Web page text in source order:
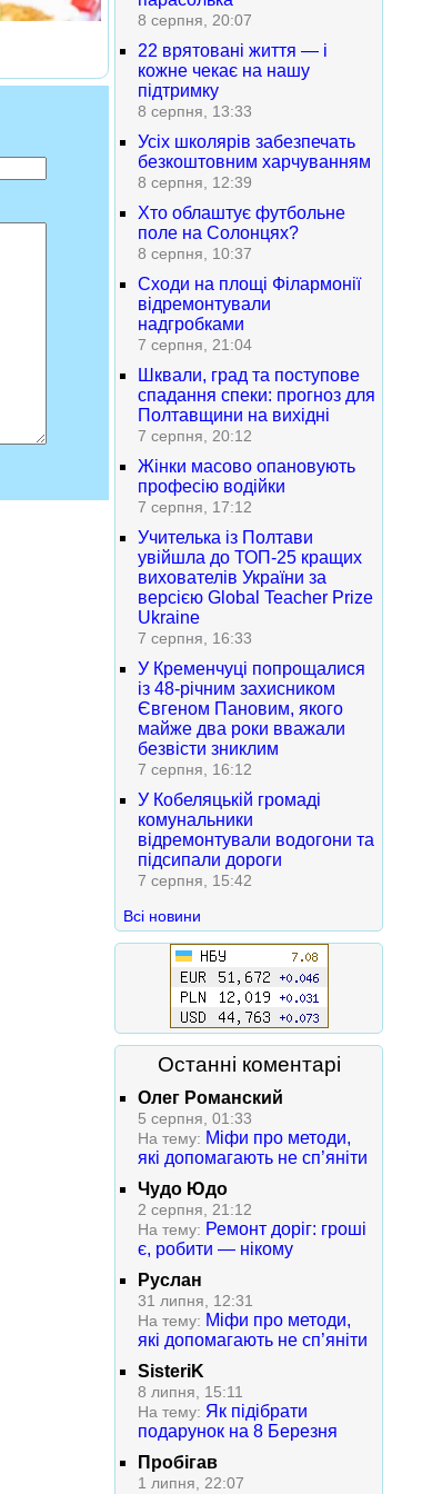
8 серпня, 20:07
22 врятовані життя — і
кожне чекає на нашу
підтримку
8 серпня, 13:33
Усіх школярів забезпечать
безкоштовним харчуванням
8 серпня, 12:39
Хто облаштує футбольне
поле на Солонцях?
8 серпня, 10:37
Сходи на площі Філармонії
відремонтували
надгробками
7 серпня, 21:04
Шквали, град та поступове
спадання спеки: прогноз для
Полтавщини на вихідні
7 серпня, 20:12
Жінки масово опановують
професію водійки
7 серпня, 17:12
Учителька із Полтави
увійшла до ТОП-25 кращих
вихователів України за
версією Global Teacher Prize
Ukraine
7 серпня, 16:33
У Кременчуці попрощалися
із 48-річним захисником
Євгеном Пановим, якого
майже два роки вважали
безвісти зниклим
7 серпня, 16:12
У Кобеляцькій громаді
комунальники
відремонтували водогони та
підсипали дороги
7 серпня, 15:42
Всі новини
Останні коментарі
Олег Романский
5 серпня, 01:33
На тему: Міфи про методи,
які допомагають не сп’яніти
Чудо Юдо
2 серпня, 21:12
На тему: Ремонт доріг: гроші
є, робити — нікому
Руслан
31 липня, 12:31
На тему: Міфи про методи,
які допомагають не сп’яніти
SisteriK
8 липня, 15:11
На тему: Як підібрати
подарунок на 8 Березня
Пробігав
1 липня, 22:07